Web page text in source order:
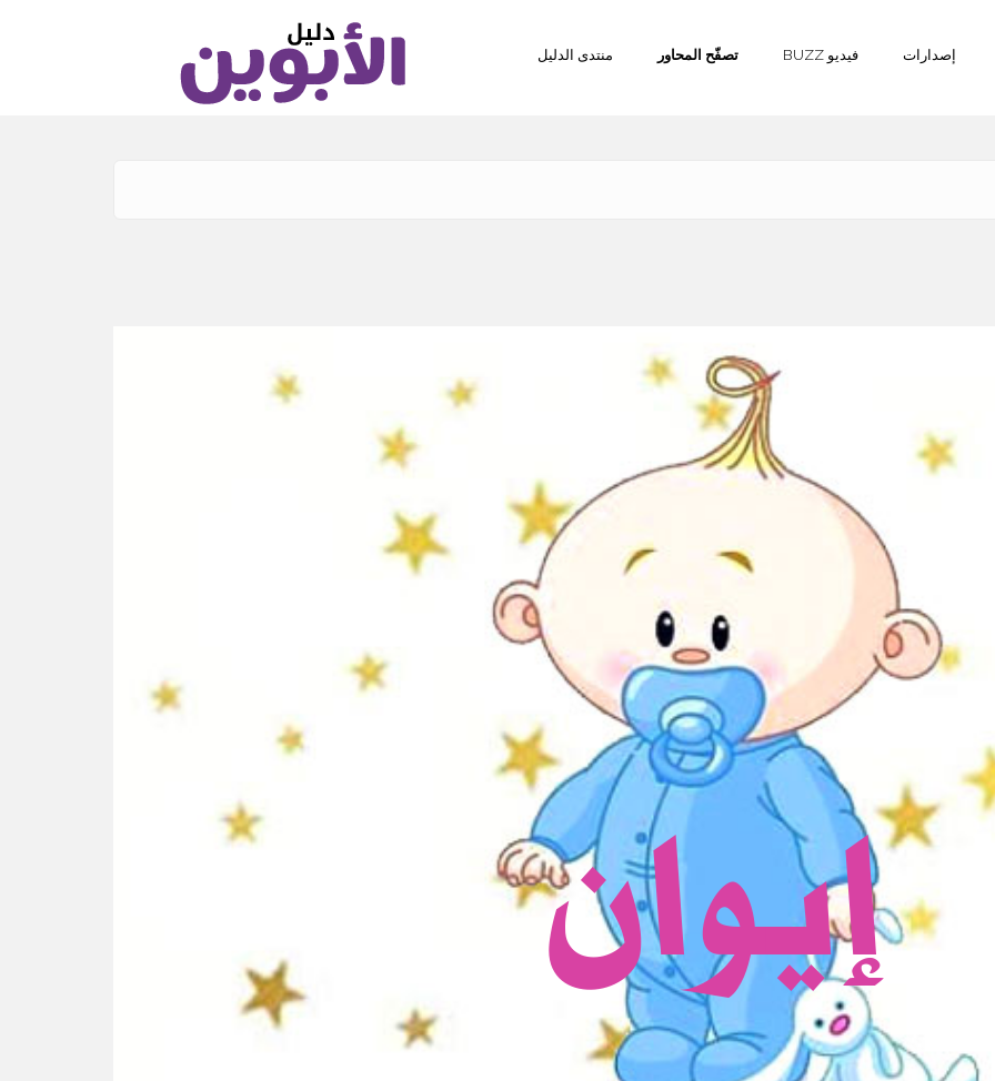
إصدارات فيديو BUZZ تصفّح المحاور منتدى الدليل
إيوان